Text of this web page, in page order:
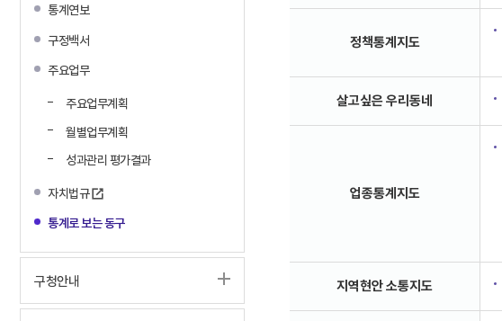
통계연보
구정백서
주요업무
주요업무계획
월별업무계획
성과관리 평가결과
자치법규
통계로 보는 동구
구청안내
정책통계지도
살고싶은 우리동네
업종통계지도
지역현안 소통지도